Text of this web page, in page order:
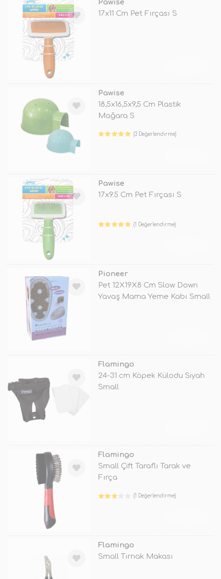
Pawise
17x11 Cm Pet Fırçası S
Pawise
18,5x16,5x9,5 Cm Plastik
Mağara S
(3 Değerlendirme)
Pawise
17x9.5 Cm Pet Fırçası S
(1 Değerlendirme)
Pioneer
Pet 12X19X8 Cm Slow Down
Yavaş Mama Yeme Kabı Small
Flamingo
24-31 cm Köpek Külodu Siyah
Small
Flamingo
Small Çift Taraflı Tarak ve
Fırça
(1 Değerlendirme)
Flamingo
Small Tırnak Makası